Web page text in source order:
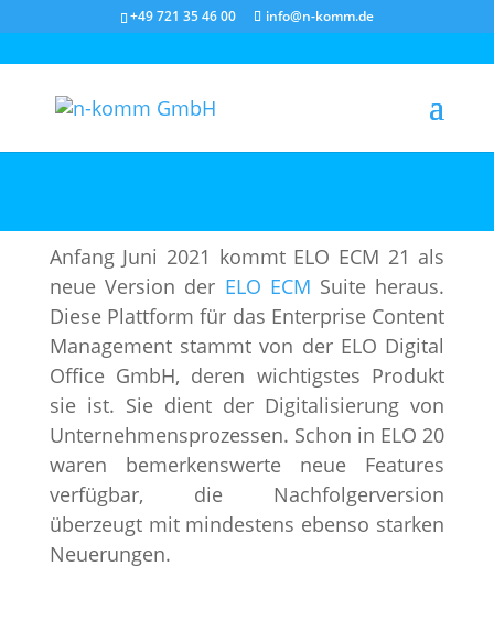
+49 721 35 46 00 info@n-komm.de
ELO ECM Suite 21 – Was ist neu?
Anfang Juni 2021 kommt ELO ECM 21 als
neue Version der ELO ECM Suite heraus.
Diese Plattform für das Enterprise Content
Management stammt von der ELO Digital
Office GmbH, deren wichtigstes Produkt
sie ist. Sie dient der Digitalisierung von
Unternehmensprozessen. Schon in ELO 20
waren bemerkenswerte neue Features
verfügbar, die Nachfolgerversion
überzeugt mit mindestens ebenso starken
Neuerungen.